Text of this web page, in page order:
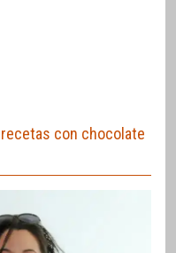
recetas con chocolate